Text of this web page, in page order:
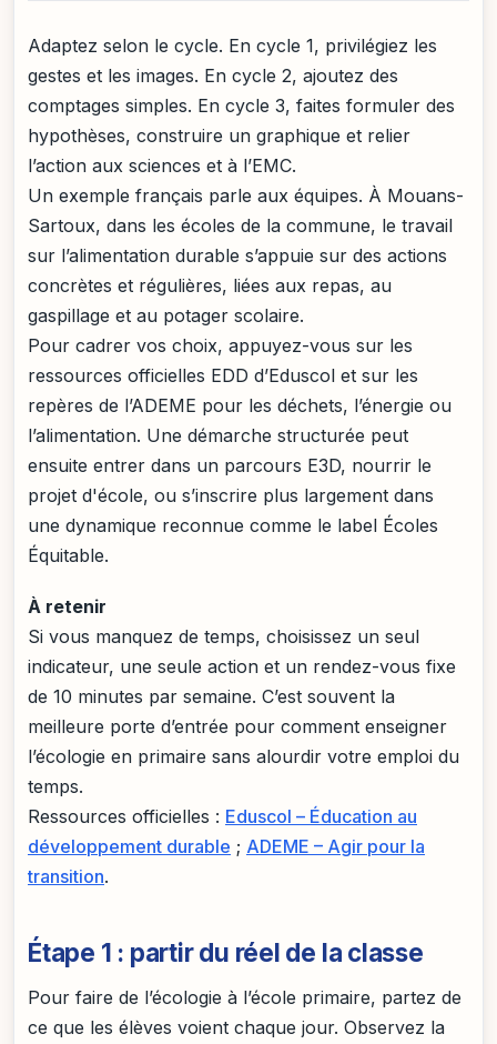
Adaptez selon le cycle. En cycle 1, privilégiez les
gestes et les images. En cycle 2, ajoutez des
comptages simples. En cycle 3, faites formuler des
hypothèses, construire un graphique et relier
l’action aux sciences et à l’EMC.
Un exemple français parle aux équipes. À Mouans-
Sartoux, dans les écoles de la commune, le travail
sur l’alimentation durable s’appuie sur des actions
concrètes et régulières, liées aux repas, au
gaspillage et au potager scolaire.
Pour cadrer vos choix, appuyez-vous sur les
ressources officielles EDD d’Eduscol et sur les
repères de l’ADEME pour les déchets, l’énergie ou
l’alimentation. Une démarche structurée peut
ensuite entrer dans un parcours E3D, nourrir le
projet d'école, ou s’inscrire plus largement dans
une dynamique reconnue comme le label Écoles
Équitable.
À retenir
Si vous manquez de temps, choisissez un seul
indicateur, une seule action et un rendez-vous fixe
de 10 minutes par semaine. C’est souvent la
meilleure porte d’entrée pour comment enseigner
l’écologie en primaire sans alourdir votre emploi du
temps.
Ressources officielles : Eduscol – Éducation au
développement durable ; ADEME – Agir pour la
transition.
Étape 1 : partir du réel de la classe
Pour faire de l’écologie à l’école primaire, partez de
ce que les élèves voient chaque jour. Observez la